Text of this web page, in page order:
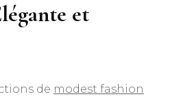
et
de modest fashion